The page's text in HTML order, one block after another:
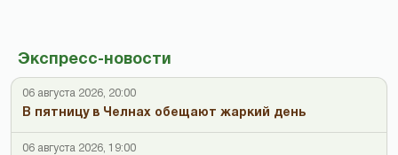
Экспресс-новости
06 августа 2026, 20:00
В пятницу в Челнах обещают жаркий день
06 августа 2026, 19:00